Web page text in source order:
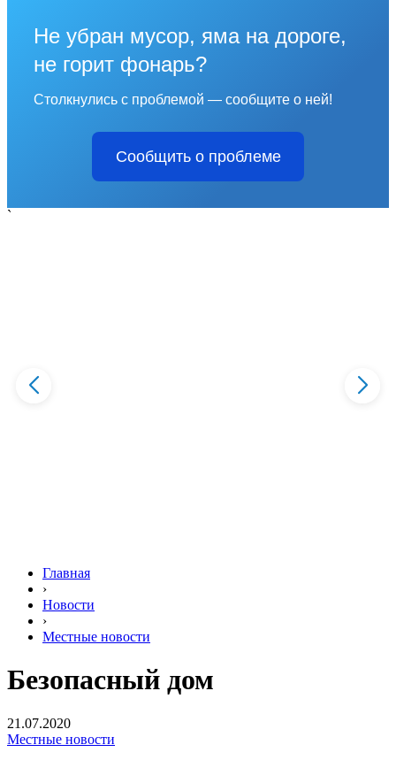
Не убран мусор, яма на дороге,
не горит фонарь?
Столкнулись с проблемой — сообщите о ней!
Сообщить о проблеме
`
Главная
›
Новости
›
Местные новости
Безопасный дом
21.07.2020
Местные новости